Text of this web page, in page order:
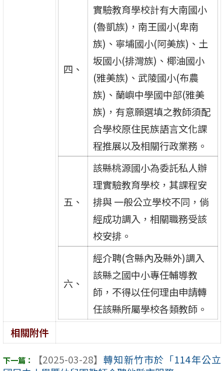
四、
實驗教育學校計有大南國小
(魯凱族)，南王國小(卑南
族)、寧埔國小(阿美族)、土
坂國小(排灣族)、椰油國小
(雅美族)、武陵國小(布農
族)、蘭嶼中學國中部(雅美
族)，有意願選填之教師須配
合學校原住民族語言文化課
程推展以及相關行政業務。
五、
該縣桃源國小為委託私人辦
理實驗教育學校，其課程安
排與 一般公立學校不同，倘
經成功調入，相關職務受該
校安排。
六、
經介聘(含縣內及縣外)調入
該縣之國中小專任輔導教
師，不得以任何理由申請轉
任該縣所屬學校各類教師。
相關附件
【2025-03-28】 轉知新竹市於「114年公立